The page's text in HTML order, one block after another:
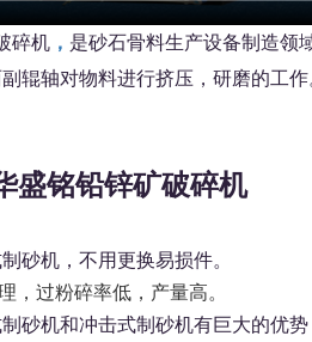
碎机 ， 是砂石骨料生产设备制造领
辊轴对物料进行挤压，研磨的工
盛铭铅锌矿破碎机
砂机，不用更换易损件。
，过粉碎率低，产量高。
砂机和冲击式制砂机有巨大的优